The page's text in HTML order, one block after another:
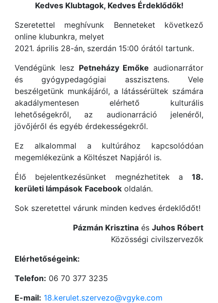
Kedves Klubtagok, Kedves Érdeklődők!
Szeretettel meghívunk Benneteket következő
online klubunkra, melyet
2021. április 28-án, szerdán 15:00 órától tartunk.
Vendégünk lesz Petneházy Emőke audionarrátor
és gyógypedagógiai asszisztens. Vele
beszélgetünk munkájáról, a látássérültek számára
akadálymentesen elérhető kulturális
lehetőségekről, az audionarráció jelenéről,
jövőjéről és egyéb érdekességekről.
Ez alkalommal a kultúrához kapcsolódóan
megemlékezünk a Költészet Napjáról is.
Élő bejelentkezésünket megnézhetitek a 18.
kerületi lámpások Facebook oldalán.
Sok szeretettel várunk minden kedves érdeklődőt!
Pázmán Krisztina és Juhos Róbert
Közösségi civilszervezők
Elérhetőségeink:
Telefon: 06 70 377 3235
E-mail: 18.kerulet.szervezo@vgyke.com